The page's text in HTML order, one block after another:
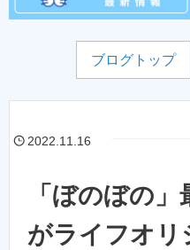
ブログトップ
2022.11.16
「ぼのぼの
がライフオリ